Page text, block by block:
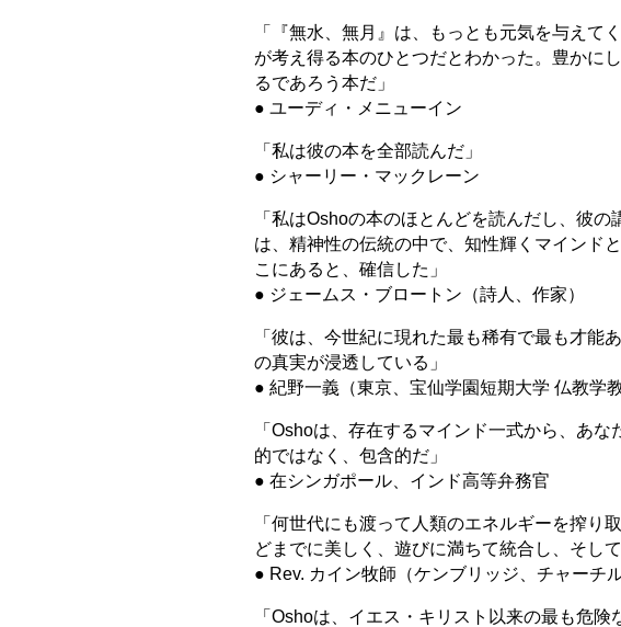
「『無水、無月』は、もっとも元気を与えて
が考え得る本のひとつだとわかった。豊かに
るであろう本だ」
● ユーディ・メニューイン
「私は彼の本を全部読んだ」
● シャーリー・マックレーン
「私はOshoの本のほとんどを読んだし、彼
は、精神性の伝統の中で、知性輝くマインド
こにあると、確信した」
● ジェームス・ブロートン（詩人、作家）
「彼は、今世紀に現れた最も稀有で最も才能
の真実が浸透している」
● 紀野一義（東京、宝仙学園短期大学 仏教学教
「Oshoは、存在するマインド一式から、あ
的ではなく、包含的だ」
● 在シンガポール、インド高等弁務官
「何世代にも渡って人類のエネルギーを搾り
どまでに美しく、遊びに満ちて統合し、そし
● Rev. カイン牧師（ケンブリッジ、チャーチル
「Oshoは、イエス・キリスト以来の最も危